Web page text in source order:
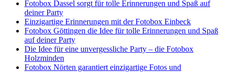
Fotobox Dassel sorgt für tolle Erinnerungen und Spaß auf
deiner Party
Einzigartige Erinnerungen mit der Fotobox Einbeck
Fotobox Göttingen die Idee für tolle Erinnerungen und Spaß
auf deiner Party
Die Idee für eine unvergessliche Party – die Fotobox
Holzminden
Fotobox Nörten garantiert einzigartige Fotos und